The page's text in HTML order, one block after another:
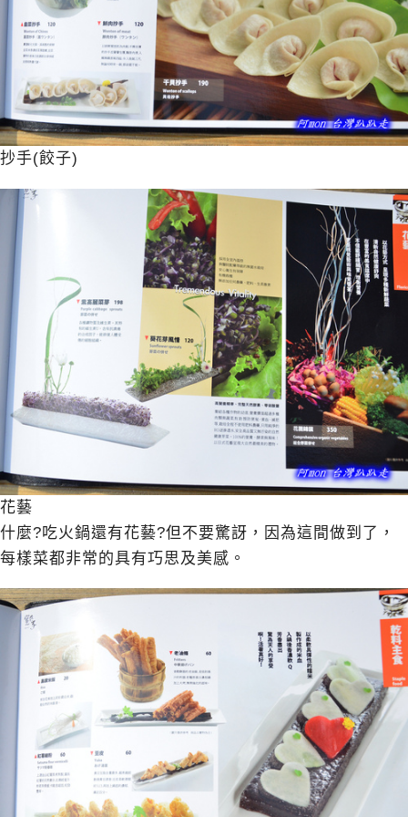
抄手(餃子)
花藝
什麼?吃火鍋還有花藝?但不要驚訝，因為這間做到了，
每樣菜都非常的具有巧思及美感。